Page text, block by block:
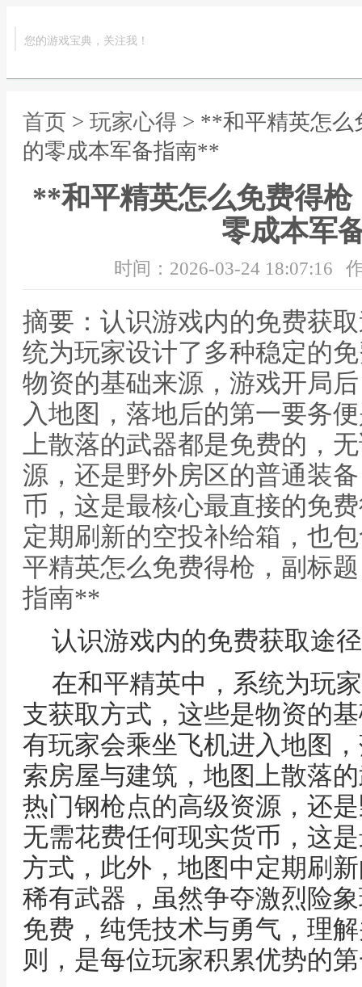
您的游戏宝典，关注我！
首页 > 玩家心得 > **和平精英怎么
的零成本军备指南**
**和平精英怎么免费得
零成本军
时间：2026-03-24 18:07:16
摘要：认识游戏内的免费获
统为玩家设计了多种稳定的
物资的基础来源，游戏开局
入地图，落地后的第一要务
上散落的武器都是免费的，
源，还是野外房区的普通装
币，这是最核心最直接的免
定期刷新的空投补给箱，也
平精英怎么免费得枪，副标
指南**
认识游戏内的免费获取途
在和平精英中，系统为玩
支获取方式，这些是物资的
有玩家会乘坐飞机进入地图
索房屋与建筑，地图上散落
热门钢枪点的高级资源，还
无需花费任何现实货币，这
方式，此外，地图中定期刷
稀有武器，虽然争夺激烈险
免费，纯凭技术与勇气，理
则，是每位玩家积累优势的